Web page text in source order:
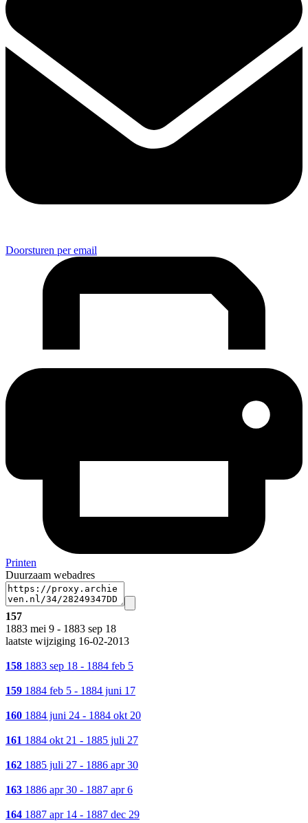
Doorsturen per email
Printen
Duurzaam webadres
157
1883 mei 9 - 1883 sep 18
laatste wijziging 16-02-2013
158 1883 sep 18 - 1884 feb 5
159 1884 feb 5 - 1884 juni 17
160 1884 juni 24 - 1884 okt 20
161 1884 okt 21 - 1885 juli 27
162 1885 juli 27 - 1886 apr 30
163 1886 apr 30 - 1887 apr 6
164 1887 apr 14 - 1887 dec 29